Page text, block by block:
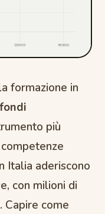
formazione in
fondi
più
Italia aderiscono
con milioni di
Capire come